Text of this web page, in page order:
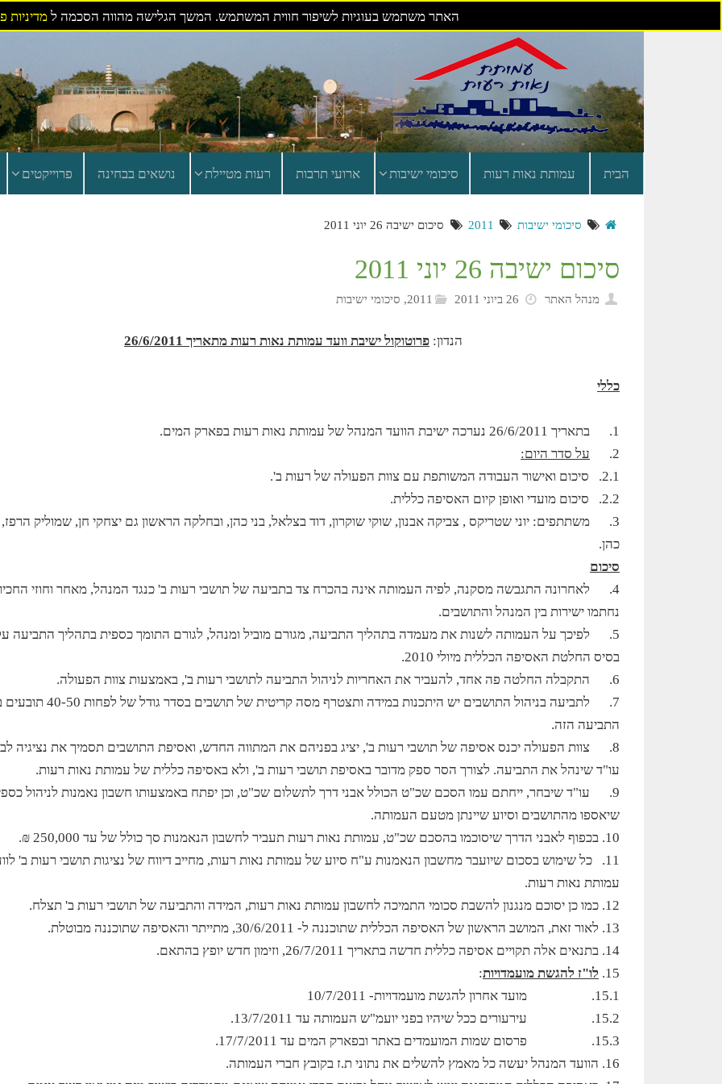
האתר משתמש בעוגיות לשיפור חווית המשתמש. המשך הגלישה מהווה הסכמה למדיניות
הבית עמותת נאות רעות סיכומי ישיבות ארועי תרבות רעות מטיילת נושאים בבחינה פרוייקטים
סיכומי ישיבות 2011 סיכום ישיבה 26 יוני 2011
סיכום ישיבה 26 יוני 2011
מנהל האתר 26 ביוני 2011 2011
, סיכומי ישיבות
הנדון: פרוטוקול ישיבת וועד עמותת נאות רעות מתאריך 26/6/2011
כללי
1.
בתאריך 26/6/2011 נערכה ישיבת הוועד המנהל של עמותת נאות רעות בפארק המים.
2.
על סדר היום:
2.1.
סיכום ואישור העבודה המשותפת עם צוות הפעולה של רעות ב'.
2.2.
סיכום מועדי ואופן קיום האסיפה כללית.
3.
משתתפים: יוני שטריקס , צביקה אבנון, שוקי שוקרון, דוד בצלאל, בני כהן, ובחלקה הראשון גם יצחקי חן, שמוליק הרפז,
כהן.
סיכום
4.
לאחרונה התגבשה מסקנה, לפיה העמותה אינה בהכרח צד בתביעה של תושבי רעות ב' כנגד המנהל, מאחר וחוזי
נחתמו ישירות בין המנהל והתושבים.
5.
לפיכך על העמותה לשנות את מעמדה בתהליך התביעה, מגורם מוביל ומנהל, לגורם התומך כספית בתהליך התביעה
בסיס החלטת האסיפה הכללית מיולי 2010.
6.
התקבלה החלטה פה אחד, להעביר את האחריות לניהול התביעה לתושבי רעות ב', באמצעות צוות הפעולה.
7.
לתביעה בניהול התושבים יש היתכנות במידה ותצטרף מסה קריטית של
התביעה הזה.
8.
צוות הפעולה יכנס אסיפה של תושבי רעות ב', יציג בפניהם את המתווה החדש, ואסיפת התושבים תסמיך את נציגיה
עו"ד שינהל את התביעה. לצורך הסר ספק מדובר באסיפת תושבי רעות ב', ולא באסיפה כללית של עמותת נאות רעות.
9.
עו"ד שיבחר, ייחתם עמו הסכם שכ"ט הכולל אבני דרך לתשלום שכ"ט, וכן יפתח באמצעותו חשבון נאמנות לניהול
שיאספו מהתושבים וסיוע שיינתן מטעם העמותה.
10. בכפוף לאבני הדרך שיסוכמו בהסכם שכ"ט, עמותת נאות רעות תעביר לחשבון הנאמנות סך כולל של עד 250,000 ₪.
11.
כל שימוש בסכום שיועבר מחשבון הנאמנות ע"ח סיוע של עמותת נאות רעות, מחייב דיווח של נציגות תושבי רעות ב'
עמותת נאות רעות.
12. כמו כן יסוכם מנגנון להשבת סכומי התמיכה לחשבון עמותת נאות רעות, המידה והתביעה של תושבי רעות ב' תצלח.
13. לאור זאת, המושב הראשון של האסיפה הכללית שתוכננה ל- 30/6/2011, מתייתר והאסיפה שתוכננה מבוטלת.
14. בתנאים אלה תקויים אסיפה כללית חדשה בתאריך 26/7/2011, וזימון חדש יופץ בהתאם.
15. לו"ז להגשת מועמדויות:
15.1.
מועד אחרון להגשת מועמדויות- 10/7/2011
15.2.
עירעורים ככל שיהיו בפני יועמ"ש העמותה עד 13/7/2011.
15.3.
פרסום שמות המועמדים באתר ובפארק המים עד 17/7/2011.
16. הוועד המנהל יעשה כל מאמץ להשלים את נתוני ת.ז בקובץ חברי העמותה.